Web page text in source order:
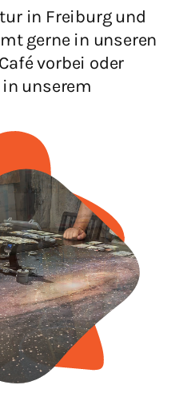
in Freiburg und
gerne in unseren
vorbei oder
unserem